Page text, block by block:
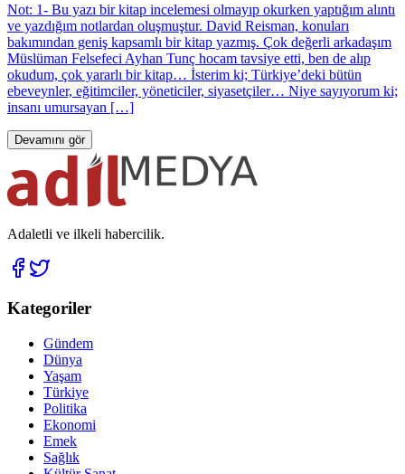
Not: 1- Bu yazı bir kitap incelemesi olmayıp okurken yaptığım alıntı
ve yazdığım notlardan oluşmuştur. David Reisman, konuları
bakımından geniş kapsamlı bir kitap yazmış. Çok değerli arkadaşım
Müslüman Felsefeci Ayhan Tunç hocam tavsiye etti, ben de alıp
okudum, çok yararlı bir kitap… İsterim ki; Türkiye’deki bütün
ebeveynler, eğitimciler, yöneticiler, siyasetçiler… Niye sayıyorum ki;
insanı umursayan […]
Devamını gör
Adaletli ve ilkeli habercilik.
Kategoriler
Gündem
Dünya
Yaşam
Türkiye
Politika
Ekonomi
Emek
Sağlık